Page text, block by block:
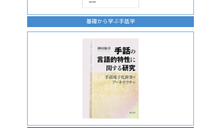
基礎から学ぶ手話学